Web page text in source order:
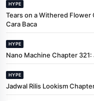
HYPE
Tears on a Withered Flower
Cara Baca
HYPE
Nano Machine Chapter 321:
HYPE
Jadwal Rilis Lookism